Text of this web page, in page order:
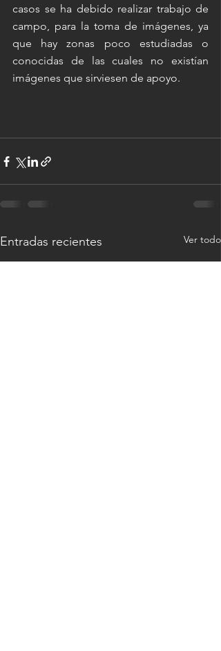
casos se ha debido realizar trabajo de
campo, para la toma de imágenes, ya
que hay zonas poco estudiadas o
conocidas de las cuales no existían
imágenes que sirviesen de apoyo.
Entradas recientes Ver todo